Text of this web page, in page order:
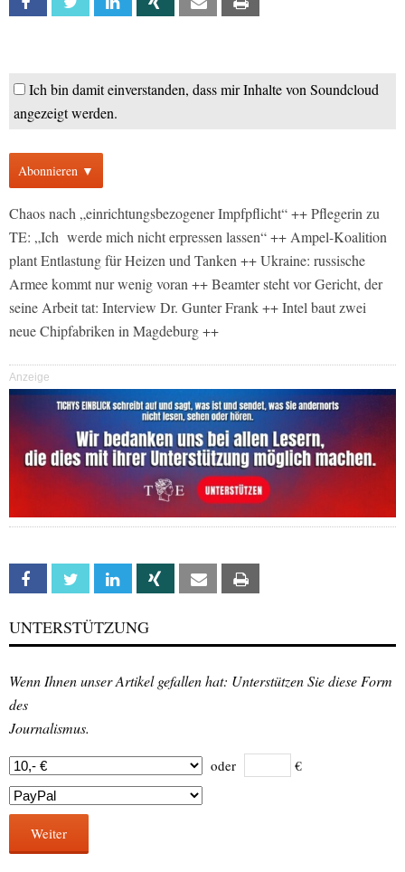
Ich bin damit einverstanden, dass mir Inhalte von Soundcloud
angezeigt werden.
Abonnieren ▼
Chaos nach „einrichtungsbezogener Impfpflicht“ ++ Pflegerin zu
TE: „Ich werde mich nicht erpressen lassen“ ++ Ampel-Koalition
plant Entlastung für Heizen und Tanken ++ Ukraine: russische
Armee kommt nur wenig voran ++ Beamter steht vor Gericht, der
seine Arbeit tat: Interview Dr. Gunter Frank ++ Intel baut zwei
neue Chipfabriken in Magdeburg ++
Anzeige
Facebook Twitter Linkedin Xing Email
UNTERSTÜTZUNG
Wenn Ihnen unser Artikel gefallen hat: Unterstützen Sie diese Form
des
Journalismus.
oder €
Weiter